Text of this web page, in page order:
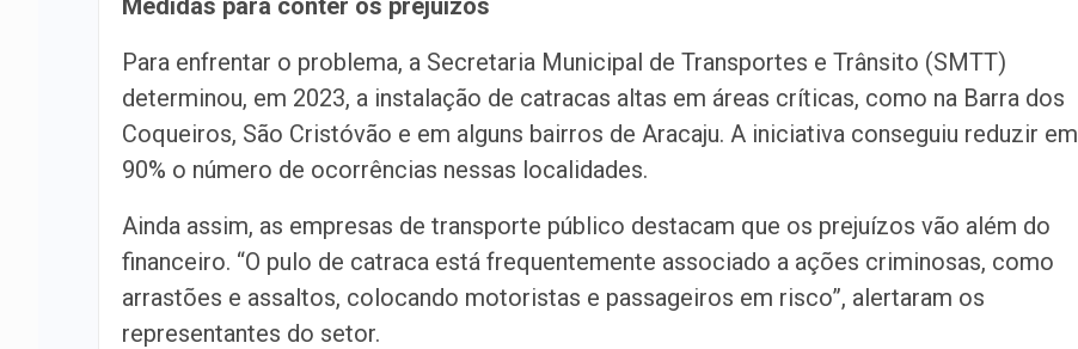
Medidas para conter os prejuízos
Para enfrentar o problema, a Secretaria Municipal de Transportes e Trânsito (SMTT)
determinou, em 2023, a instalação de catracas altas em áreas críticas, como na Barra dos
Coqueiros, São Cristóvão e em alguns bairros de Aracaju. A iniciativa conseguiu reduzir em
90% o número de ocorrências nessas localidades.
Ainda assim, as empresas de transporte público destacam que os prejuízos vão além do
financeiro. “O pulo de catraca está frequentemente associado a ações criminosas, como
arrastões e assaltos, colocando motoristas e passageiros em risco”, alertaram os
representantes do setor.